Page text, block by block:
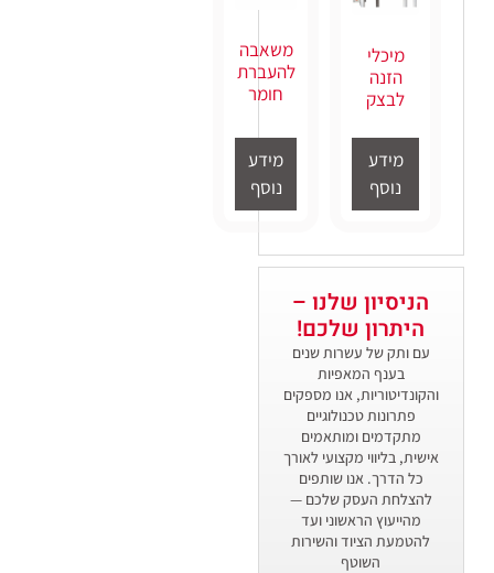
מיכלי
הזנה
לבצק
מידע
נוסף
משאבה
להעברת
חומר
מידע
נוסף
הניסיון שלנו –
היתרון שלכם​!
עם ותק של עשרות שנים
בענף המאפיות
והקונדיטוריות, אנו מספקים
פתרונות טכנולוגיים
מתקדמים ומותאמים
אישית, בליווי מקצועי לאורך
כל הדרך. אנו שותפים
להצלחת העסק שלכם —
מהייעוץ הראשוני ועד
להטמעת הציוד והשירות
השוטף